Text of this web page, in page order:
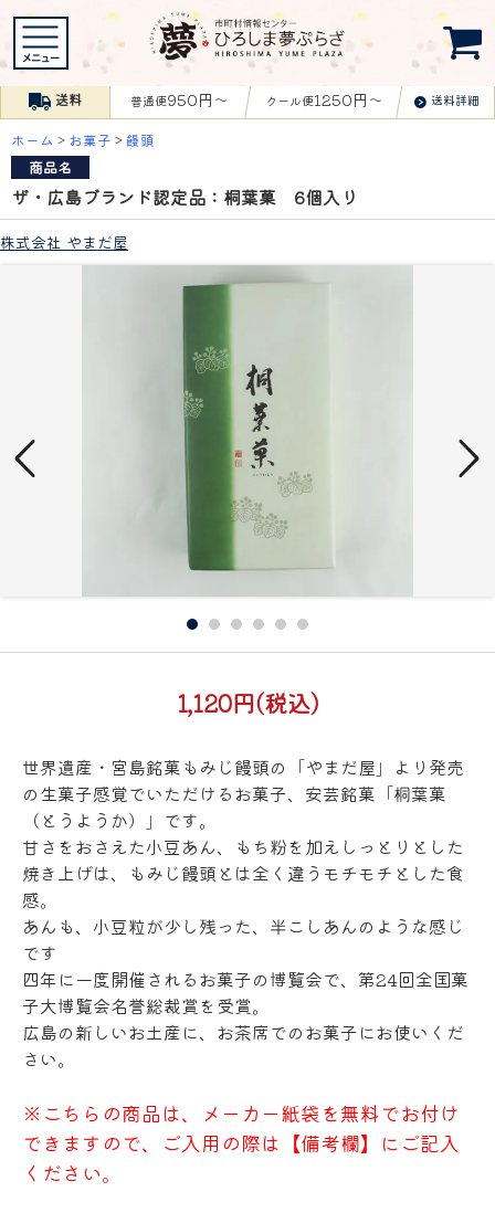
送料 普通便950円〜 クール便1250円〜 送料詳細
ホーム > お菓子 > 饅頭
商品名
ザ・広島ブランド認定品：桐葉菓 6個入り
株式会社 やまだ屋
1,120円(税込)
世界遺産・宮島銘菓もみじ饅頭の「やまだ屋」より発売
の生菓子感覚でいただけるお菓子、安芸銘菓「桐葉菓
（とうようか）」です。
甘さをおさえた小豆あん、もち粉を加えしっとりとした
焼き上げは、もみじ饅頭とは全く違うモチモチとした食
感。
あんも、小豆粒が少し残った、半こしあんのような感じ
です
四年に一度開催されるお菓子の博覧会で、第24回全国菓
子大博覧会名誉総裁賞を受賞。
広島の新しいお土産に、お茶席でのお菓子にお使いくだ
さい。
※こちらの商品は、メーカー紙袋を無料でお付け
できますので、ご入用の際は【備考欄】にご記入
ください。